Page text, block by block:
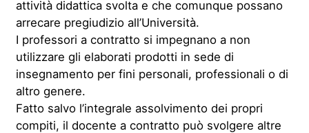
attività didattica svolta e che comunque possano
arrecare pregiudizio all’Università.
I professori a contratto si impegnano a non
utilizzare gli elaborati prodotti in sede di
insegnamento per fini personali, professionali o di
altro genere.
Fatto salvo l’integrale assolvimento dei propri
compiti, il docente a contratto può svolgere altre